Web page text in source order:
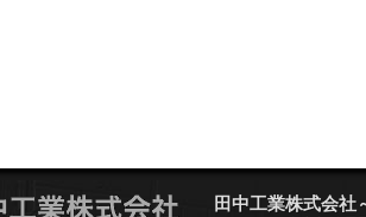
田中工業株式会社